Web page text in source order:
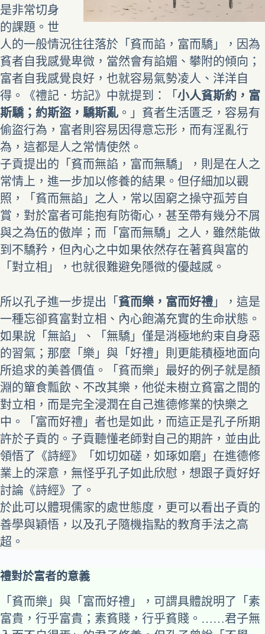
是非常切身
的課題。世
人的一般情況往往落於「貧而諂，富而驕」，因為
貧者自我感覺卑微，當然會有諂媚、攀附的傾向；
富者自我感覺良好，也就容易氣勢凌人、洋洋自
得。《禮記．坊記》中就提到：「 小人貧斯約，富
斯驕；約斯盜，驕斯亂 。」貧者生活匱乏，容易有
偷盜行為，富者則容易因得意忘形，而有淫亂行
為，這都是人之常情使然。
子貢提出的「貧而無諂，富而無驕」，則是在人之
常情上，進一步加以修養的結果。但仔細加以觀
照，「貧而無諂」之人，常以固窮之操守孤芳自
賞，對於富者可能抱有防衛心，甚至帶有幾分不屑
與之為伍的傲岸；而「富而無驕」之人，雖然能做
到不驕矜，但內心之中如果依然存在著貧與富的
「對立相」，也就很難避免隱微的優越感。
所以孔子進一步提出「 貧而樂，富而好禮 」，這是
一種忘卻貧富對立相、內心飽滿充實的生命狀態。
如果說「無諂」、「無驕」僅是消極地約束自身惡
的習氣；那麼「樂」與「好禮」則更能積極地面向
所追求的美善價值。「貧而樂」最好的例子就是顏
淵的簞食瓢飲、不改其樂，他從未樹立貧富之間的
對立相，而是完全浸潤在自己進德修業的快樂之
中。「富而好禮」者也是如此，而這正是孔子所期
許於子貢的。子貢聽懂老師對自己的期許，並由此
領悟了《詩經》「如切如磋，如琢如磨」在進德修
業上的深意，無怪乎孔子如此欣慰，想跟子貢好好
討論《詩經》了。
於此可以體現儒家的處世態度，更可以看出子貢的
善學與穎悟，以及孔子隨機指點的教育手法之高
超。
禮對於富者的意義
「貧而樂」與「富而好禮」，可謂具體說明了「素
富貴，行乎富貴；素貧賤，行乎貧賤。……君子無